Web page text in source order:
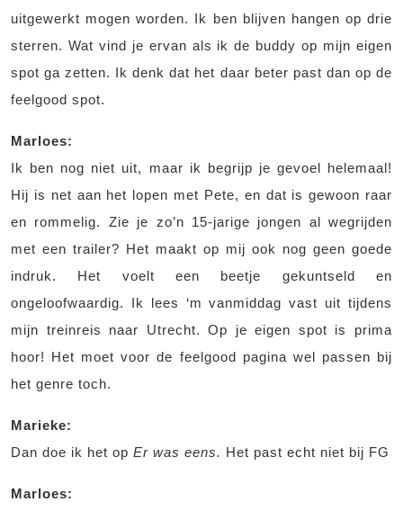
uitgewerkt mogen worden. Ik ben blijven hangen op drie
sterren. Wat vind je ervan als ik de buddy op mijn eigen
spot ga zetten. Ik denk dat het daar beter past dan op de
feelgood spot.
Marloes:
Ik ben nog niet uit, maar ik begrijp je gevoel helemaal!
Hij is net aan het lopen met Pete, en dat is gewoon raar
en rommelig. Zie je zo’n 15-jarige jongen al wegrijden
met een trailer? Het maakt op mij ook nog geen goede
indruk. Het voelt een beetje gekuntseld en
ongeloofwaardig. Ik lees ‘m vanmiddag vast uit tijdens
mijn treinreis naar Utrecht. Op je eigen spot is prima
hoor! Het moet voor de feelgood pagina wel passen bij
het genre toch.
Marieke:
Dan doe ik het op Er was eens. Het past echt niet bij FG
Marloes: